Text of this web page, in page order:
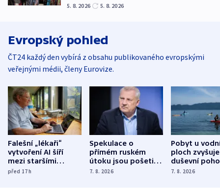
5. 8. 2026 5. 8. 2026
Evropský pohled
ČT24 každý den vybírá z obsahu publikovaného evropskými
veřejnými médii, členy Eurovize.
Falešní „lékaři“
vytvoření AI šíří
mezi staršími
Poláky nebezpečné
před 17h
Spekulace o
přímém ruském
útoku jsou pošetilé,
míní estonský
7. 8. 2026
Pobyt u
ploch zvyšuje
duševní
ukázala
7. 8. 2026